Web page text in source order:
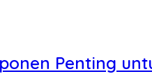
Penting